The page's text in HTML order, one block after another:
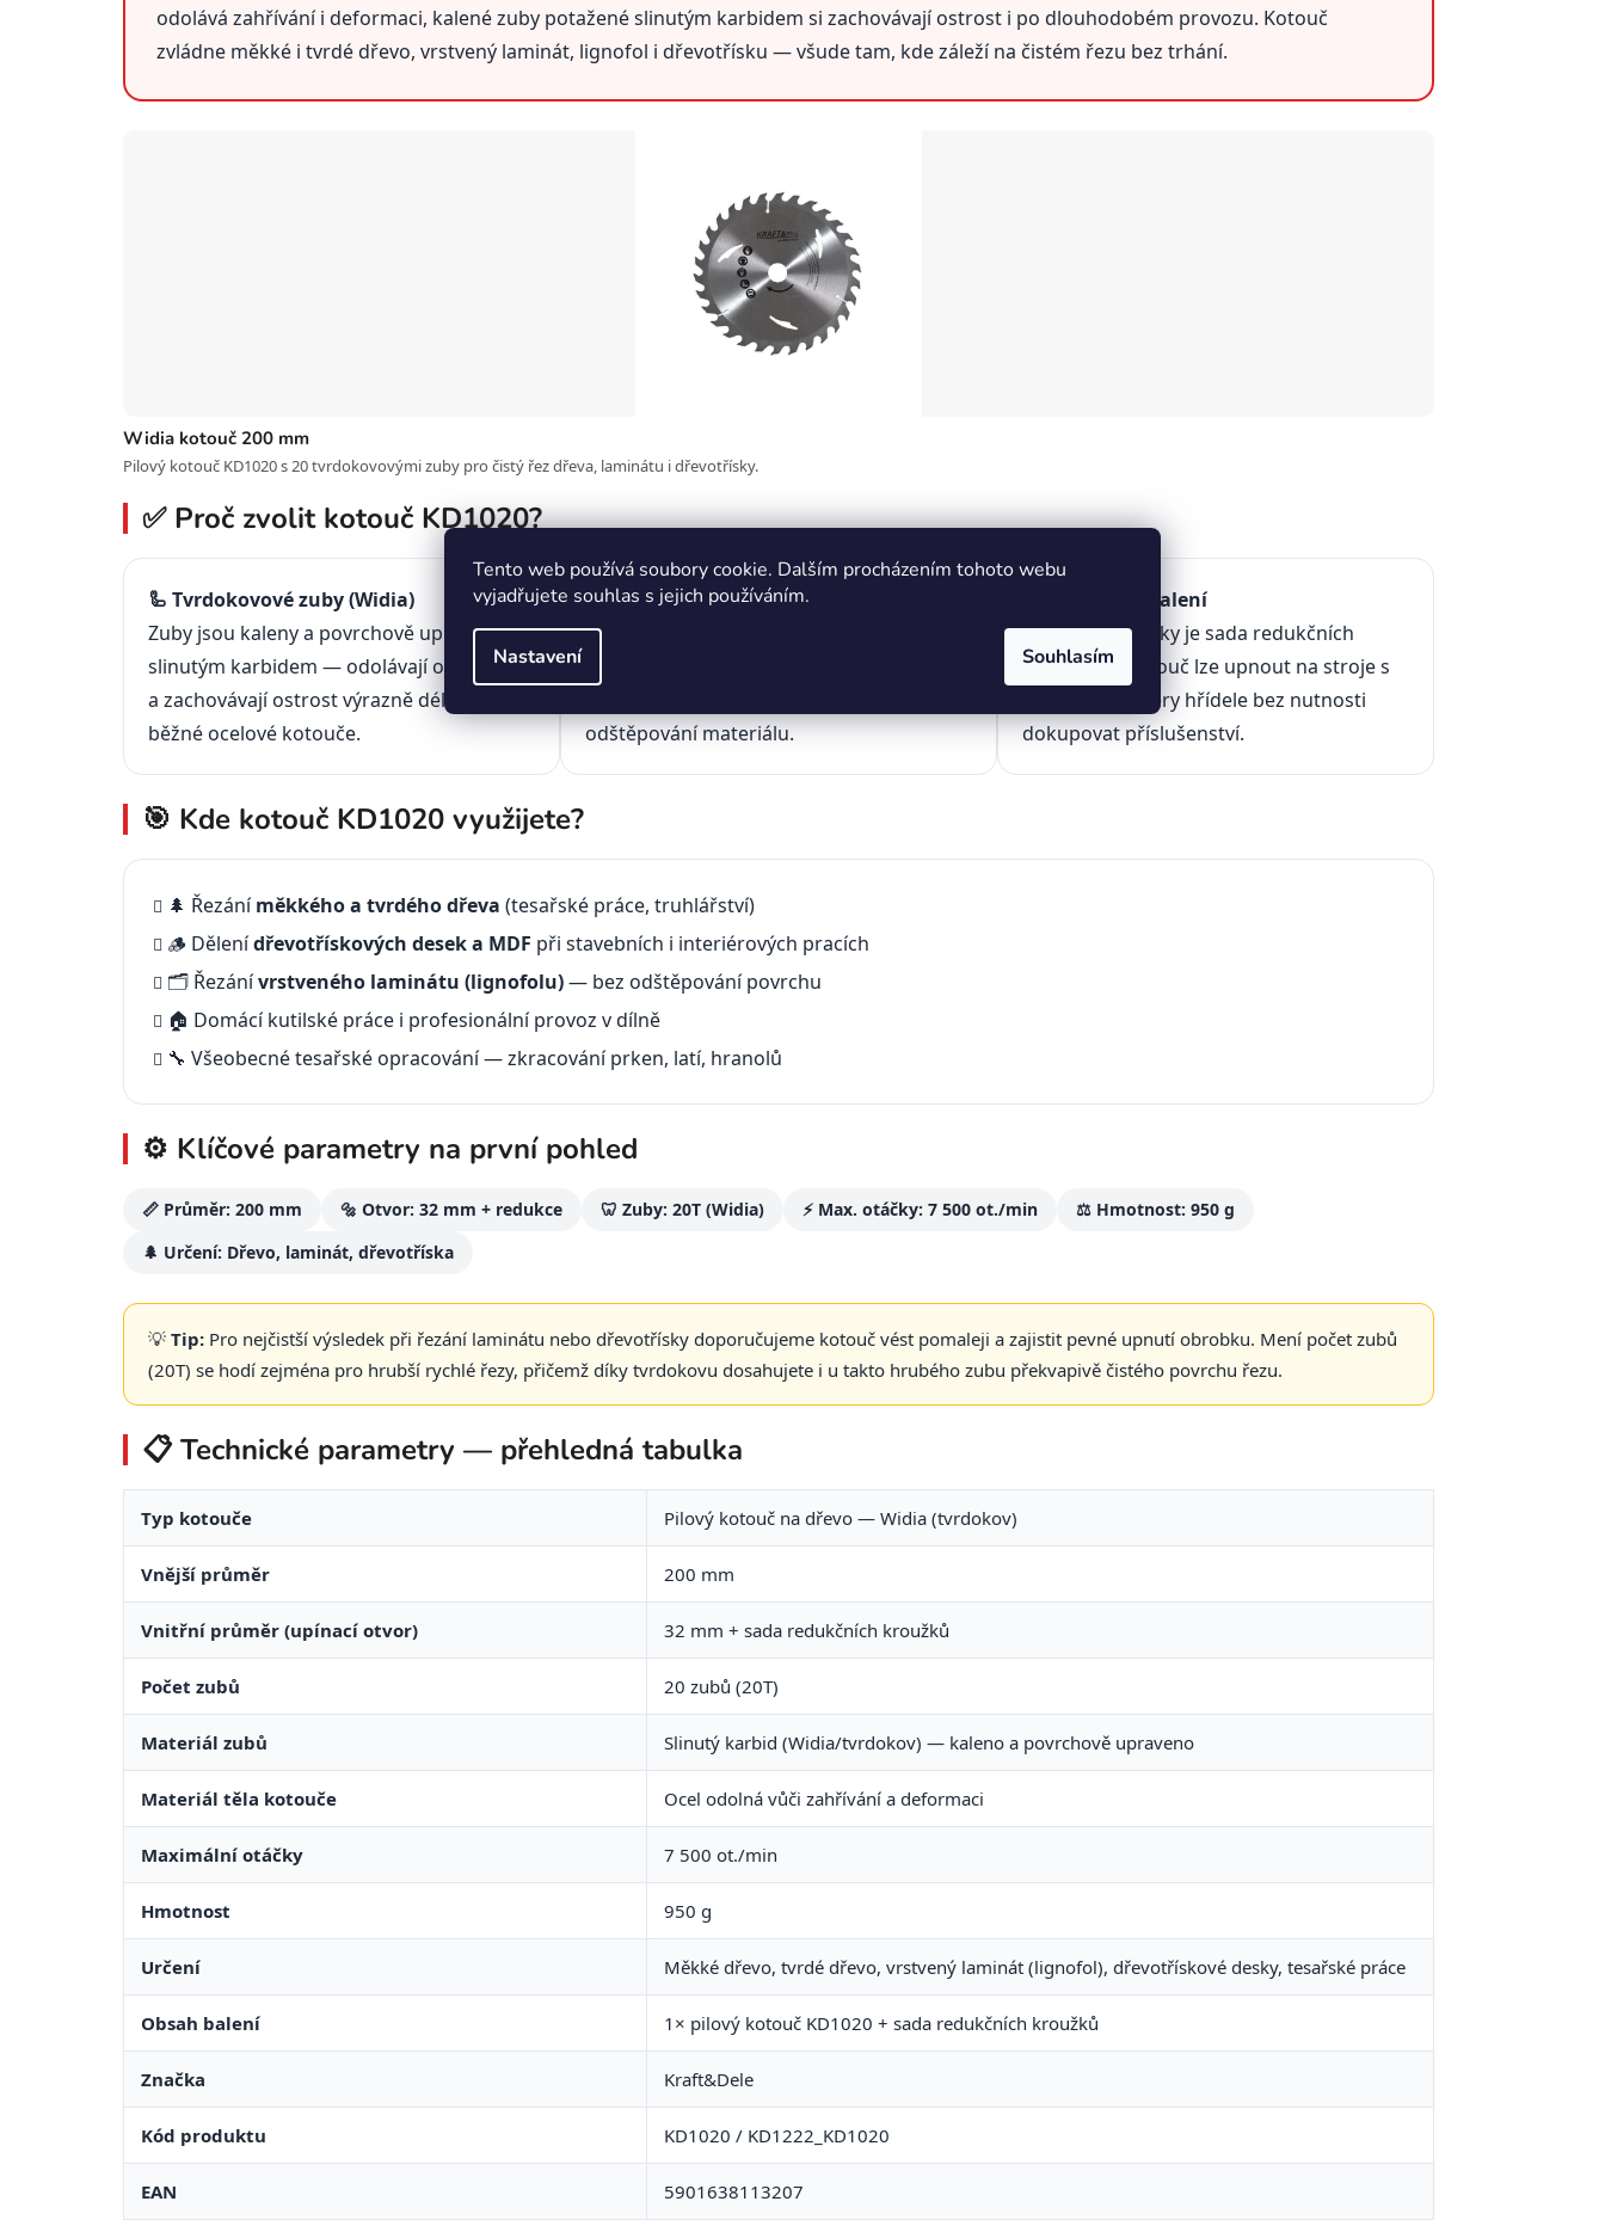
Tento web používá soubory cookie. Dalším procházením tohoto webu
vyjadřujete souhlas s jejich používáním.
Nastavení Souhlasím
odolává zahřívání i deformaci, kalené zuby potažené slinutým karbidem si zachovávají ostrost i po dlouhodobém provozu. Kotouč
zvládne měkké i tvrdé dřevo, vrstvený laminát, lignofol i dřevotřísku — všude tam, kde záleží na čistém řezu bez trhání.
Widia kotouč 200 mm
Pilový kotouč KD1020 s 20 tvrdokovovými zuby pro čistý řez dřeva, laminátu i dřevotřísky.
✅ Proč zvolit kotouč KD1020?
🦾 Tvrdokovové zuby (Widia)
Zuby jsou kaleny a povrchově upraveny
slinutým karbidem — odolávají opotřebení
a zachovávají ostrost výrazně déle než
běžné ocelové kotouče.
✂️ Čistý řez bez trhání
Dvacet menších zubů rozmístěných po
odštěpování materiálu.
🔩 Redukce v balení
Součástí dodávky je sada redukčních
kroužků — kotouč lze upnout na stroje s
různými průměry hřídele bez nutnosti
dokupovat příslušenství.
🎯 Kde kotouč KD1020 využijete?
🌲 Řezáníměkkého a tvrdého dřeva (tesařské práce, truhlářství)
🪵 Dělenídřevotřískových desek a MDF při stavebních i interiérových pracích
🗂️ Řezánívrstveného laminátu (lignofolu)— bez odštěpování povrchu
🏠 Domácí kutilské práce i profesionální provoz v dílně
🔧 Všeobecné tesařské opracování — zkracování prken, latí, hranolů
⚙️ Klíčové parametry na první pohled
📏 Průměr: 200 mm 🔩 Otvor: 32 mm + redukce 🦷 Zuby: 20T (Widia) ⚡ Max. otáčky: 7 500 ot./min
⚖️ Hmotnost: 950 g
🌲 Určení: Dřevo, laminát, dřevotříska
💡 Tip: Pro nejčistší výsledek při řezání laminátu nebo dřevotřísky doporučujeme kotouč vést pomaleji a zajistit pevné upnutí obrobku. Mení počet zubů
(20T) se hodí zejména pro hrubší rychlé řezy, přičemž díky tvrdokovu dosahujete i u takto hrubého zubu překvapivě čistého povrchu řezu.
📋 Technické parametry — přehledná tabulka
Typ kotouče Pilový kotouč na dřevo — Widia (tvrdokov)
Vnější průměr 200 mm
Vnitřní průměr (upínací otvor) 32 mm + sada redukčních kroužků
Počet zubů 20 zubů (20T)
Materiál zubů Slinutý karbid (Widia/tvrdokov) — kaleno a povrchově upraveno
Materiál těla kotouče Ocel odolná vůči zahřívání a deformaci
Maximální otáčky 7 500 ot./min
Hmotnost 950 g
Určení Měkké dřevo, tvrdé dřevo, vrstvený laminát (lignofol), dřevotřískové desky, tesařské práce
Obsah balení 1× pilový kotouč KD1020 + sada redukčních kroužků
Značka Kraft&Dele
Kód produktu KD1020 / KD1222_KD1020
EAN 5901638113207